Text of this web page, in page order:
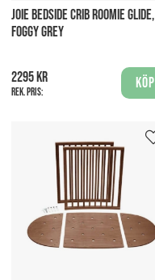
JOIE BEDSIDE CRIB ROOMIE GLIDE,
FOGGY GREY
2295 kr
Rek. pris:
Köp